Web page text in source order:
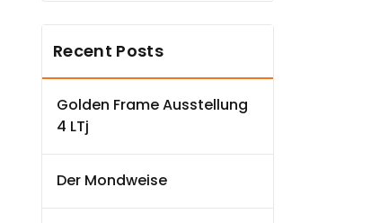
Recent Posts
Golden Frame Ausstellung
4 LTj
Der Mondweise